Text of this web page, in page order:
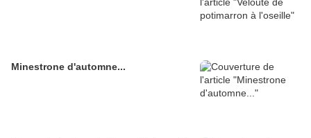
Minestrone d'automne...